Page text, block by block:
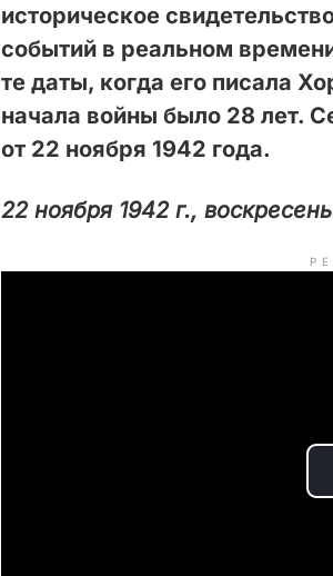
историческое
событий в реальном
те даты, когда его писала
начала войны было 28 лет.
от 22 ноября 1942 года.
22 ноября 1942 г.,